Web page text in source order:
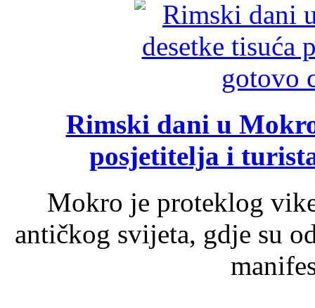
Rimski dani u
posjetitelja i
Mokro je proteklog
antičkog svijeta, gdje su